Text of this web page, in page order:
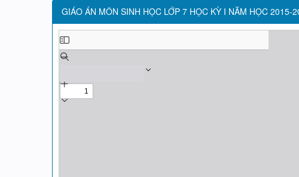
GIÁO ÁN MÔN SINH HỌC LỚP 7 HỌC KỲ I NĂM HỌC 2015-